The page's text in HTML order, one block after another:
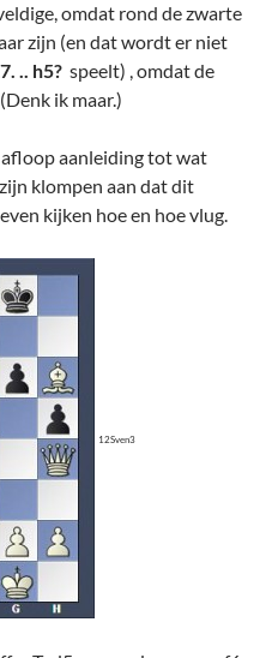
omdat rond de zwarte
zijn (en dat wordt er niet
.. h5? speelt) , omdat de
ik maar.)
aanleiding tot wat
klompen aan dat dit
kijken hoe en hoe vlug.
12Sven3